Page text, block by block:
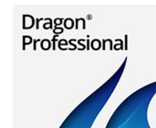
Group
1/9
Menge